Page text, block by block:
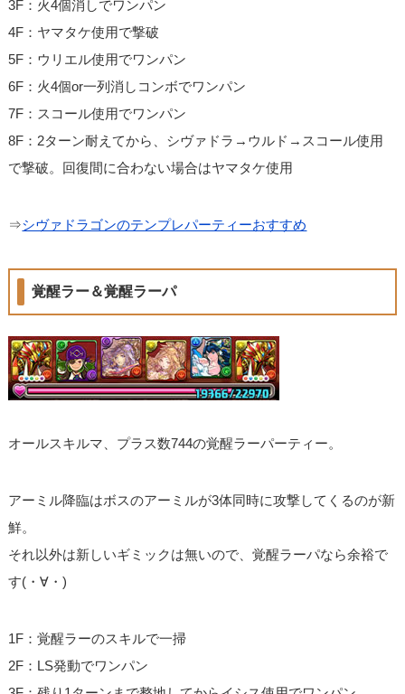
3F：火4個消しでワンパン
4F：ヤマタケ使用で撃破
5F：ウリエル使用でワンパン
6F：火4個or一列消しコンボでワンパン
7F：スコール使用でワンパン
8F：2ターン耐えてから、シヴァドラ→ウルド→スコール使用
で撃破。回復間に合わない場合はヤマタケ使用
⇒シヴァドラゴンのテンプレパーティーおすすめ
覚醒ラー＆覚醒ラーパ
オールスキルマ、プラス数744の覚醒ラーパーティー。
アーミル降臨はボスのアーミルが3体同時に攻撃してくるのが新
鮮。
それ以外は新しいギミックは無いので、覚醒ラーパなら余裕で
す(・∀・)
1F：覚醒ラーのスキルで一掃
2F：LS発動でワンパン